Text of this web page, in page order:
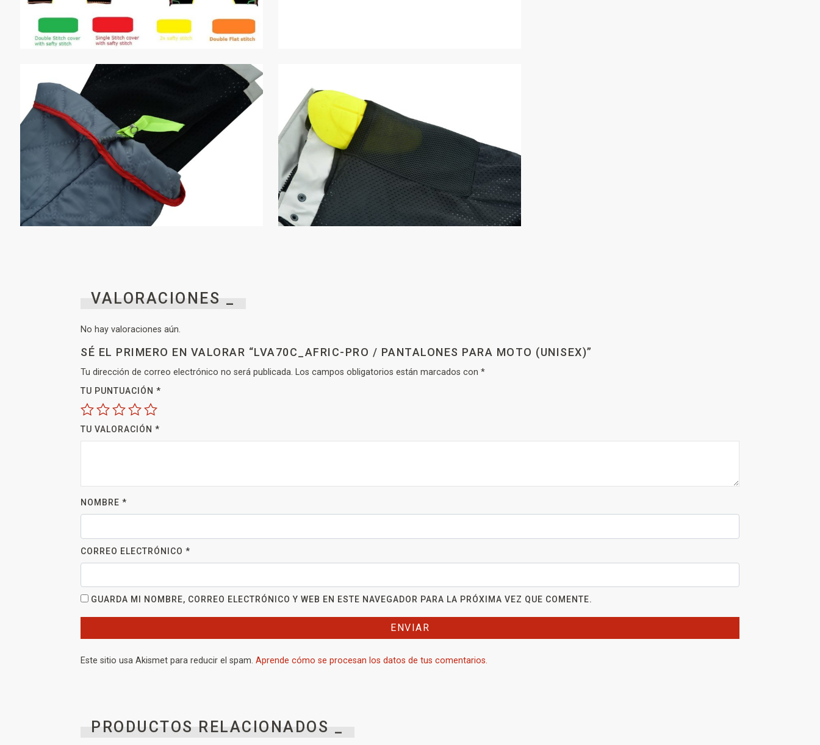
VALORACIONES _
No hay valoraciones aún.
SÉ EL PRIMERO EN VALORAR “LVA70C_AFRIC-PRO / PANTALONES PARA MOTO (UNISEX)”
Tu dirección de correo electrónico no será publicada. Los campos obligatorios están marcados con *
TU PUNTUACIÓN *
TU VALORACIÓN *
NOMBRE *
CORREO ELECTRÓNICO *
GUARDA MI NOMBRE, CORREO ELECTRÓNICO Y WEB EN ESTE NAVEGADOR PARA LA PRÓXIMA VEZ QUE COMENTE.
Este sitio usa Akismet para reducir el spam. Aprende cómo se procesan los datos de tus comentarios.
PRODUCTOS RELACIONADOS _